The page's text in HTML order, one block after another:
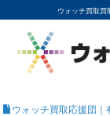
ウォッチ買取買
YouTubeで動画
ROLEXモデル名
高級時計ブラン
地域から買取店
店舗名から買取
ブランド時計を
買取査定を依頼
ウォッチ買取応援団